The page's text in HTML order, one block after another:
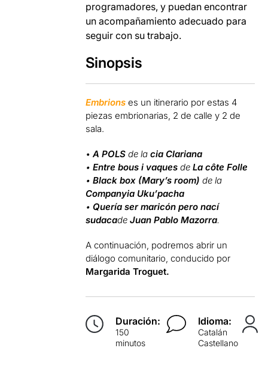
programadores, y puedan encontrar
un acompañamiento adecuado para
seguir con su trabajo.
Sinopsis
Embrions es un itinerario por estas 4
piezas embrionarias, 2 de calle y 2 de
sala.
•A POLSde la cia Clariana
•Entre bous i vaquesde La côte Folle
•Black box (Mary’s room)de la
Companyia Uku’pacha
•Quería ser maricón pero nací
sudacade Juan Pablo Mazorra.
A continuación, podremos abrir un
diálogo comunitario, conducido por
Margarida Troguet.
Duración:
150
minutos
Idioma:
Catalán
Castellano